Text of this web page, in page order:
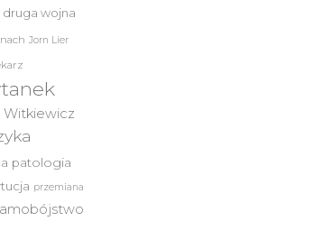
druga wojna
Jorn Lier
Witkiewicz
patologia
przemiana